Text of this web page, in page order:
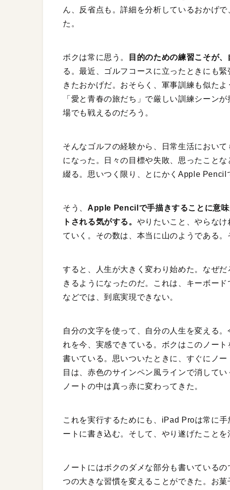
ん、反省点も。詳細を分析しているおかげ
た。
ボクは常に思う。 目的のための練習こそが
る。最近、ゴルフコースに立ったときにも
きたおかげだ。おそらく、軍事訓練も似た
「愛と青春の旅だち」で厳しい訓練シーン
場でも戦えるのだろう。
そんなゴルフの経験から、日常生活におい
になった。日々の目標や失敗、思ったこと
綴る。思いつく限り、とにかくApple Pencil
そう、 Apple Pencilで手描きすることに意
トされる気がする。 やりたいこと、やらな
ていく。その数は、本当に山のようである。
すると、人生が大きく変わり始めた。なぜ
きるようになったのだ。これは、キーボー
などでは、到底実現できない。
自分の文字を使って、自分の人生を変える
れを今、実感できている。ボクはこのノー
書いている。思いついたときに、すぐにノ
目は、赤色のサインペン風ラインで消して
ノートの中は真っ赤に変わってきた。
これを実行するためにも、iPad Proは常に
ートに書き込む。そして、やり遂げたこと
ノートにはボクのダメな部分も書いている
つの大きな習慣を変えることができた。お